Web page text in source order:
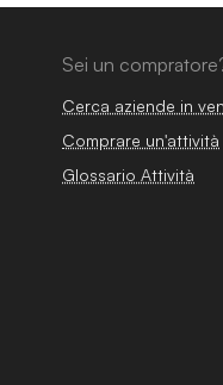
Sei un
Cerca aziende in
Comprare un'attività
Glossario Attività